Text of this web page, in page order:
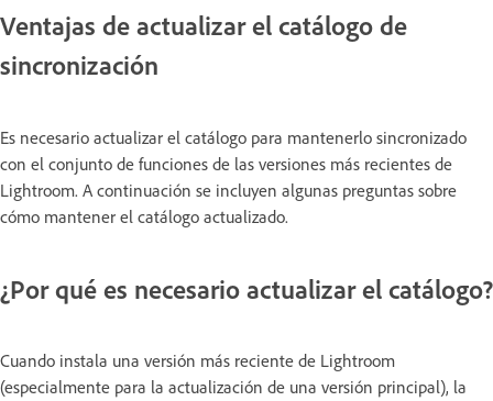
Ventajas de actualizar el catálogo de
sincronización
Es necesario actualizar el catálogo para mantenerlo sincronizado
con el conjunto de funciones de las versiones más recientes de
Lightroom. A continuación se incluyen algunas preguntas sobre
cómo mantener el catálogo actualizado.
¿Por qué es necesario actualizar el catálogo?
Cuando instala una versión más reciente de Lightroom
(especialmente para la actualización de una versión principal), la